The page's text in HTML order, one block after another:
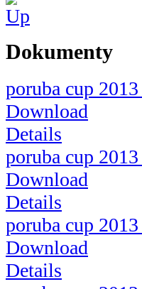
Dokumenty
poruba cup
Download
Details
poruba cup
Download
Details
poruba cup
Download
Details